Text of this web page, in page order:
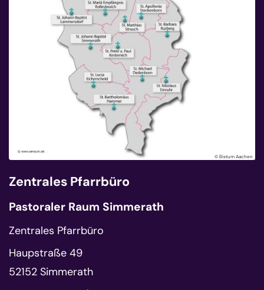
© Bistum Aachen
Zentrales Pfarrbüro
Pastoraler Raum Simmerath
Zentrales Pfarrbüro
Haupstraße 49
52152 Simmerath